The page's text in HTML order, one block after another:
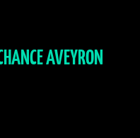
AVEYRON